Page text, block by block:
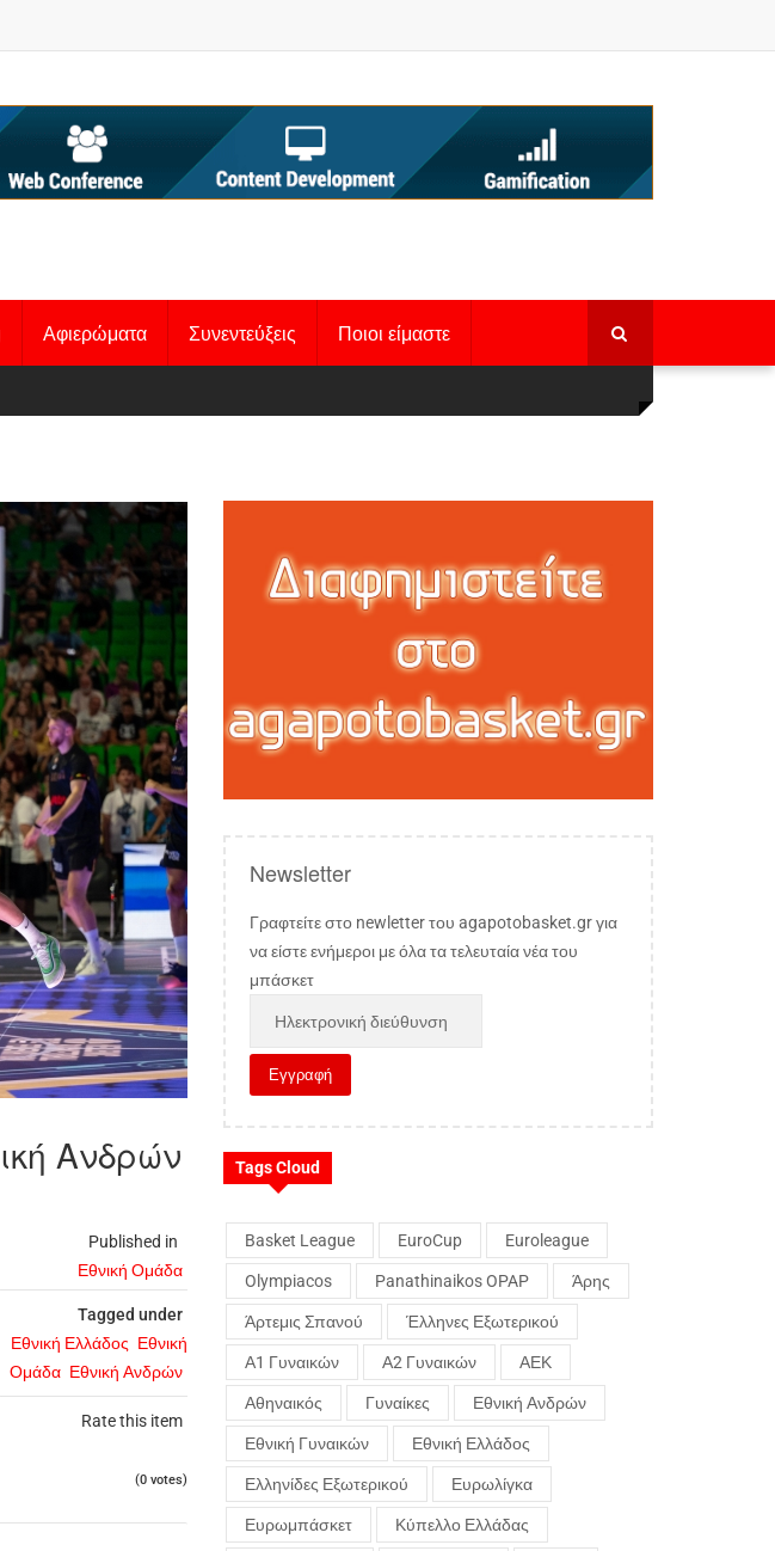
Αφιερώματα Συνεντεύξεις Ποιοι είμαστε
Ανδρών
Published in
Εθνική Ομάδα
Tagged under
Εθνική Ελλάδος Εθνική
Ομάδα Εθνική Ανδρών
Rate this item
(0 votes)
Newsletter
Γραφτείτε στο newletter του agapotobasket.gr για
να είστε ενήμεροι με όλα τα τελευταία νέα του
μπάσκετ
Tags Cloud
Basket League EuroCup Euroleague
Olympiacos Panathinaikos OPAP Άρης
Άρτεμις Σπανού Έλληνες Εξωτερικού
Α1 Γυναικών Α2 Γυναικών ΑΕΚ
Αθηναικός Γυναίκες Εθνική Ανδρών
Εθνική Γυναικών Εθνική Ελλάδος
Ελληνίδες Εξωτερικού Ευρωλίγκα
Ευρωμπάσκετ Κύπελλο Ελλάδας